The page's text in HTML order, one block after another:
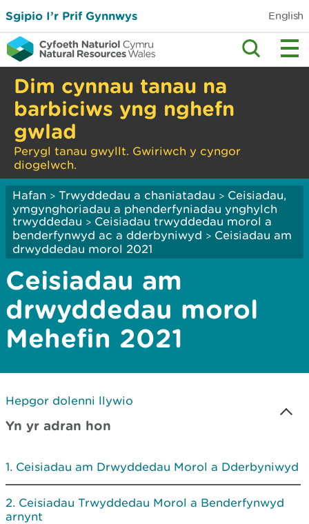
Sgipio I’r Prif Gynnwys English
Dim cynnau tanau na
barbiciws yng nghefn
gwlad
Perygl tanau gwyllt. Gwiriwch y cyngor
diogelwch.
Hafan > Trwyddedau a chaniatadau > Ceisiadau,
ymgynghoriadau a phenderfyniadau ynghylch
trwyddedau > Ceisiadau trwyddedau morol a
benderfynwyd ac a dderbyniwyd > Ceisiadau am
drwyddedau morol 2021
Ceisiadau am
drwyddedau morol
Mehefin 2021
Hepgor dolenni llywio
Yn yr adran hon
Ceisiadau am Drwyddedau Morol a Dderbyniwyd
Ceisiadau Trwyddedau Morol a Benderfynwyd
arnynt